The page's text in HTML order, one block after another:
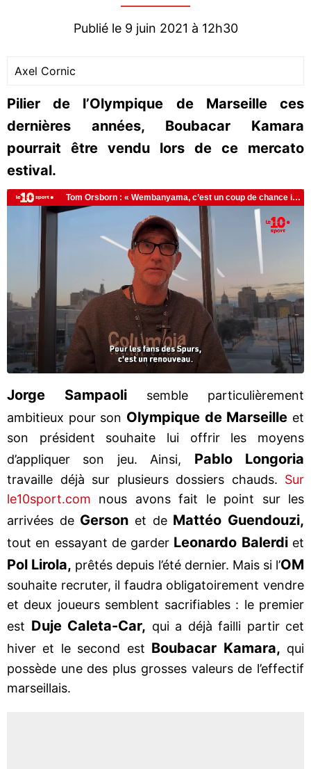
Publié le 9 juin 2021 à 12h30
Axel Cornic
Pilier de l’Olympique de Marseille ces
dernières années, Boubacar Kamara
pourrait être vendu lors de ce mercato
estival.
Jorge Sampaoli semble particulièrement
ambitieux pour son Olympique de Marseille et
son président souhaite lui offrir les moyens
d’appliquer son jeu. Ainsi, Pablo Longoria
travaille déjà sur plusieurs dossiers chauds. Sur
le10sport.com nous avons fait le point sur les
arrivées de Gerson et de Mattéo Guendouzi,
tout en essayant de garder Leonardo Balerdiet
Pol Lirola, prêtés depuis l’été dernier. Mais si l’OM
souhaite recruter, il faudra obligatoirement vendre
et deux joueurs semblent sacrifiables : le premier
est Duje Caleta-Car, qui a déjà failli partir cet
hiver et le second est Boubacar Kamara, qui
possède une des plus grosses valeurs de l’effectif
marseillais.